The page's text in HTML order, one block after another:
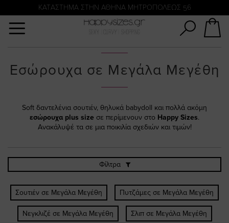
KATΑΣΤΗΜΑ ΣΤΗΝ ΑΘΗΝΑ ΜΗΤΡΟΠΟΛΕΩΣ 56
Εσώρουχα σε Μεγάλα Μεγέθη
Soft δαντελένια σουτιέν, θηλυκά babydoll και πολλά ακόμη
εσώρουχα plus size σε περίμενουν στο Happy Sizes.
Ανακάλυψέ τα σε μια ποικιλία σχεδιών και τιμών!
Φίλτρα
Σουτιέν σε Μεγάλα Μεγέθη Πυτζάμες σε Μεγάλα Μεγέθη
Νεγκλιζέ σε Μεγάλα Μεγέθη Σλιπ σε Μεγάλα Μεγέθη
Αναζήτηση